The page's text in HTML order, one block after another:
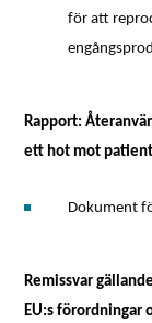
för att
Rapport:
ett hot mot
Dokument
Remissvar
EU:s förordningar